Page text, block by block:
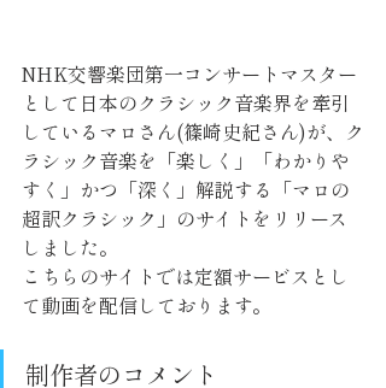
NHK交響楽団第一コンサートマスター
として日本のクラシック音楽界を牽引
しているマロさん(篠崎史紀さん)が、ク
ラシック音楽を「楽しく」「わかりや
すく」かつ「深く」解説する「マロの
超訳クラシック」のサイトをリリース
しました。
こちらのサイトでは定額サービスとし
て動画を配信しております。
制作者のコメント